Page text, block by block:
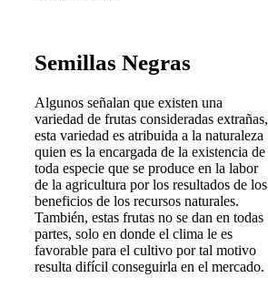
Semillas Negras
Algunos señalan que existen una
variedad de frutas consideradas extrañas,
esta variedad es atribuida a la naturaleza
quien es la encargada de la existencia de
toda especie que se produce en la labor
de la agricultura por los resultados de los
beneficios de los recursos naturales.
También, estas frutas no se dan en todas
partes, solo en donde el clima le es
favorable para el cultivo por tal motivo
resulta difícil conseguirla en el mercado.